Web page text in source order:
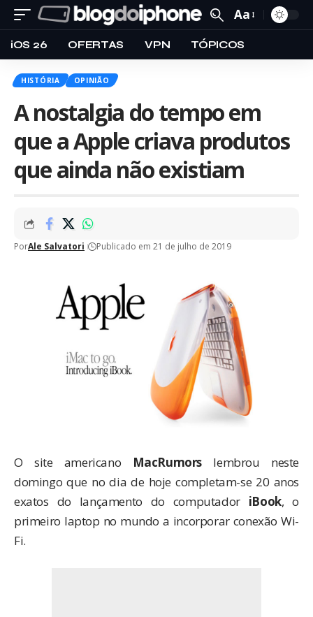
Aa
iOS 26 OFERTAS VPN TÓPICOS
HISTÓRIA OPINIÃO
A nostalgia do tempo em
que a Apple criava produtos
que ainda não existiam
PorAle Salvatori Publicado em 21 de julho de 2019
O site americano MacRumors lembrou neste
domingo que no dia de hoje completam-se 20 anos
exatos do lançamento do computador iBook, o
primeiro laptop no mundo a incorporar conexão Wi-
Fi.